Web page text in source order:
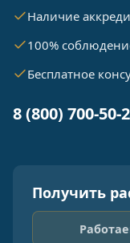
Наличие
100%
Бесплатное
8 (800) 700-50-
Получить